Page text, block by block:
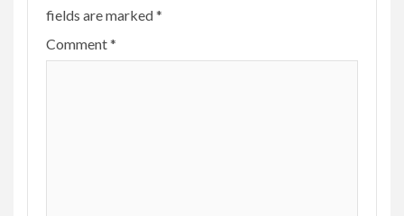
fields are marked*
Comment*